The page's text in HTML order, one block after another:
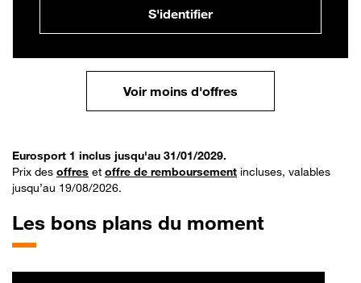
S'identifier
Voir moins d'offres
Eurosport 1 inclus jusqu'au 31/01/2029.
Prix des offres et offre de remboursement incluses, valables
jusqu’au 19/08/2026.
Les bons plans du moment